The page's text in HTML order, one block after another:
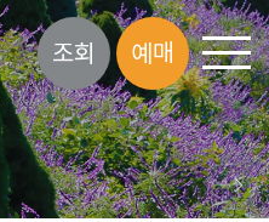
조회 예매